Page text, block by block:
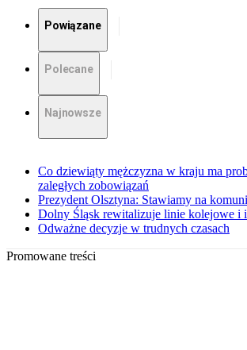
Powiązane
Polecane
Najnowsze
Co dziewiąty mężczyzna w kraju ma
zaległych zobowiązań
Prezydent Olsztyna: Stawiamy na
Dolny Śląsk rewitalizuje linie kolejowe i
Odważne decyzje w trudnych czasach
Promowane treści